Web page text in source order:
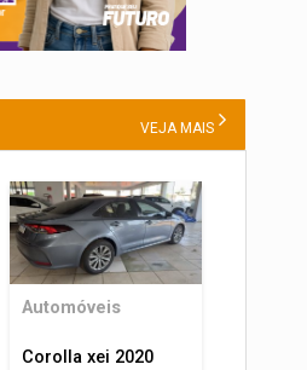
VEJA MAIS
Automóveis
Corolla xei 2020